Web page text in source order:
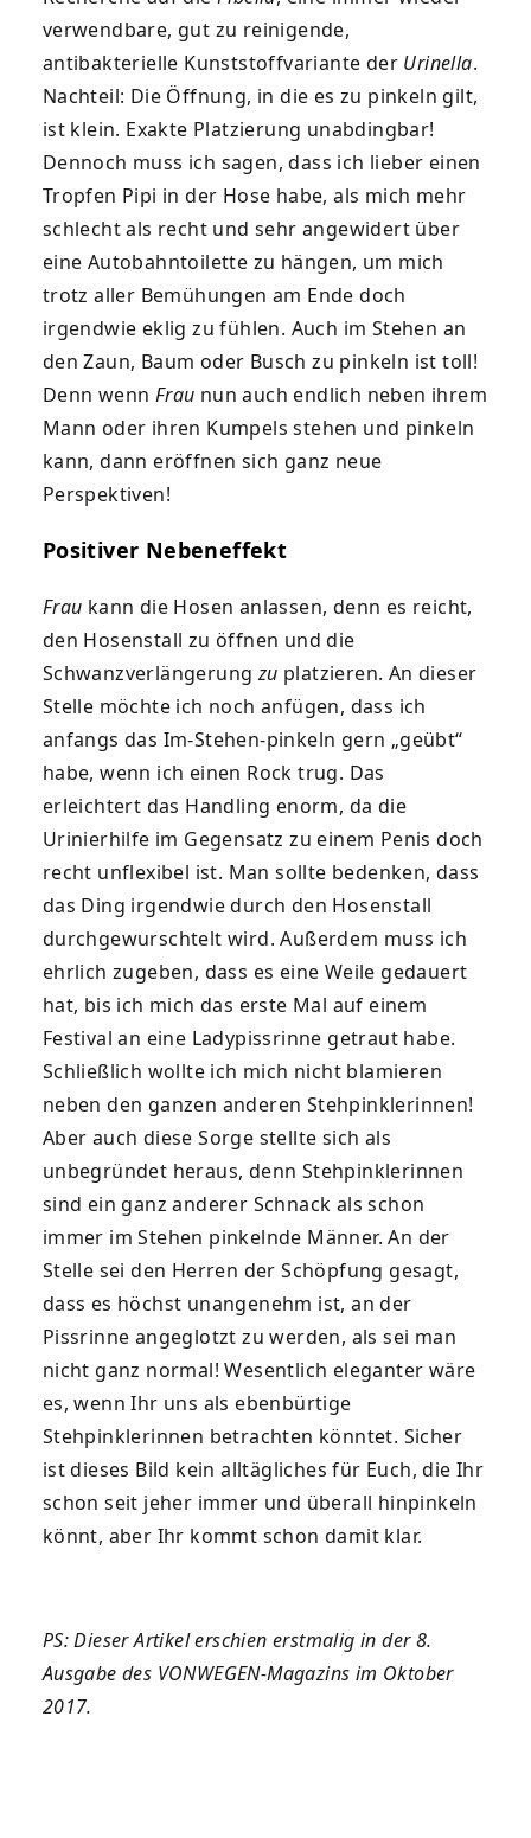
verwendbare, gut zu reinigende,
antibakterielle Kunststoffvariante der Urinella.
Nachteil: Die Öffnung, in die es zu pinkeln gilt,
ist klein. Exakte Platzierung unabdingbar!
Dennoch muss ich sagen, dass ich lieber einen
Tropfen Pipi in der Hose habe, als mich mehr
schlecht als recht und sehr angewidert über
eine Autobahntoilette zu hängen, um mich
trotz aller Bemühungen am Ende doch
irgendwie eklig zu fühlen. Auch im Stehen an
den Zaun, Baum oder Busch zu pinkeln ist toll!
Denn wenn Frau nun auch endlich neben ihrem
Mann oder ihren Kumpels stehen und pinkeln
kann, dann eröffnen sich ganz neue
Perspektiven!
Positiver Nebeneffekt
Frau kann die Hosen anlassen, denn es reicht,
den Hosenstall zu öffnen und die
Schwanzverlängerung zu platzieren. An dieser
Stelle möchte ich noch anfügen, dass ich
anfangs das Im-Stehen-pinkeln gern „geübt“
habe, wenn ich einen Rock trug. Das
erleichtert das Handling enorm, da die
Urinierhilfe im Gegensatz zu einem Penis doch
recht unflexibel ist. Man sollte bedenken, dass
das Ding irgendwie durch den Hosenstall
durchgewurschtelt wird. Außerdem muss ich
ehrlich zugeben, dass es eine Weile gedauert
hat, bis ich mich das erste Mal auf einem
Festival an eine Ladypissrinne getraut habe.
Schließlich wollte ich mich nicht blamieren
neben den ganzen anderen Stehpinklerinnen!
Aber auch diese Sorge stellte sich als
unbegründet heraus, denn Stehpinklerinnen
sind ein ganz anderer Schnack als schon
immer im Stehen pinkelnde Männer. An der
Stelle sei den Herren der Schöpfung gesagt,
dass es höchst unangenehm ist, an der
Pissrinne angeglotzt zu werden, als sei man
nicht ganz normal! Wesentlich eleganter wäre
es, wenn Ihr uns als ebenbürtige
Stehpinklerinnen betrachten könntet. Sicher
ist dieses Bild kein alltägliches für Euch, die Ihr
schon seit jeher immer und überall hinpinkeln
könnt, aber Ihr kommt schon damit klar.
PS: Dieser Artikel erschien erstmalig in der 8.
Ausgabe des VONWEGEN-Magazins im Oktober
2017.